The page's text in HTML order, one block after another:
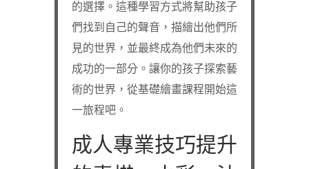
的選擇。這種學習方式將幫助孩子
們找到自己的聲音，描繪出他們所
見的世界，並最終成為他們未來的
成功的一部分。讓你的孩子探索藝
術的世界，從基礎繪畫課程開始這
一旅程吧。
成人專業技巧提升